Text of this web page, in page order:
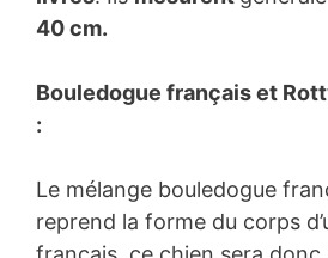
40 cm.
Bouledogue français et
:
Le mélange bouledogue
reprend la forme du corps